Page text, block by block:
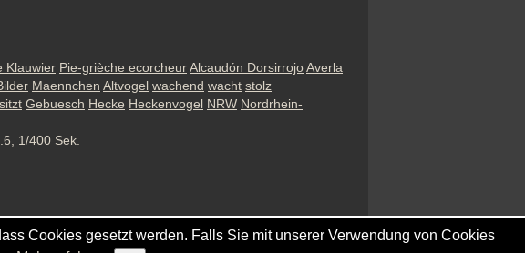
Klauwier Pie-grièche ecorcheurAlcaudón DorsirrojoAverla
Maennchen Altvogel wachend wacht stolz
sitzt Gebuesch Hecke Heckenvogel NRW Nordrhein-
1/400 Sek.
Cookies gesetzt werden. Falls Sie mit unserer Verwendung von Cookies